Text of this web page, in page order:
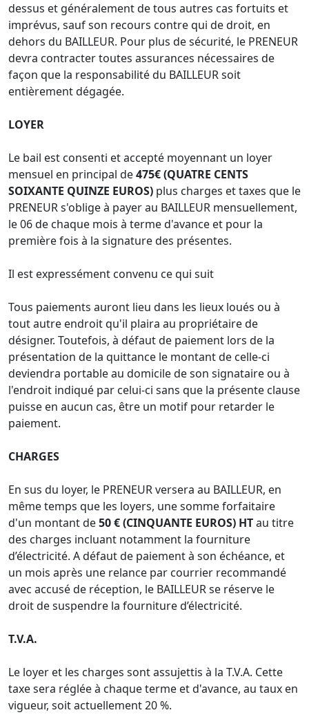
dessus et généralement de tous autres cas fortuits et
imprévus, sauf son recours contre qui de droit, en
dehors du BAILLEUR. Pour plus de sécurité, le PRENEUR
devra contracter toutes assurances nécessaires de
façon que la responsabilité du BAILLEUR soit
entièrement dégagée.
LOYER
Le bail est consenti et accepté moyennant un loyer
mensuel en principal de475€ (QUATRE CENTS
SOIXANTE QUINZE EUROS) plus charges et taxes que le
PRENEUR s'oblige à payer au BAILLEUR mensuellement,
le 06 de chaque mois à terme d'avance et pour la
première fois à la signature des présentes.
Il est expressément convenu ce qui suit
Tous paiements auront lieu dans les lieux loués ou à
tout autre endroit qu'il plaira au propriétaire de
désigner. Toutefois, à défaut de paiement lors de la
présentation de la quittance le montant de celle-ci
deviendra portable au domicile de son signataire ou à
l'endroit indiqué par celui-ci sans que la présente clause
puisse en aucun cas, être un motif pour retarder le
paiement.
CHARGES
En sus du loyer, le PRENEUR versera au BAILLEUR, en
même temps que les loyers, une somme forfaitaire
d'un montant de50 € (CINQUANTE EUROS) HTau titre
des charges incluant notamment la fourniture
d’électricité. A défaut de paiement à son échéance, et
un mois après une relance par courrier recommandé
avec accusé de réception, le BAILLEUR se réserve le
droit de suspendre la fourniture d’électricité.
T.V.A.
Le loyer et les charges sont assujettis à la T.V.A. Cette
taxe sera réglée à chaque terme et d'avance, au taux en
vigueur, soit actuellement 20 %.